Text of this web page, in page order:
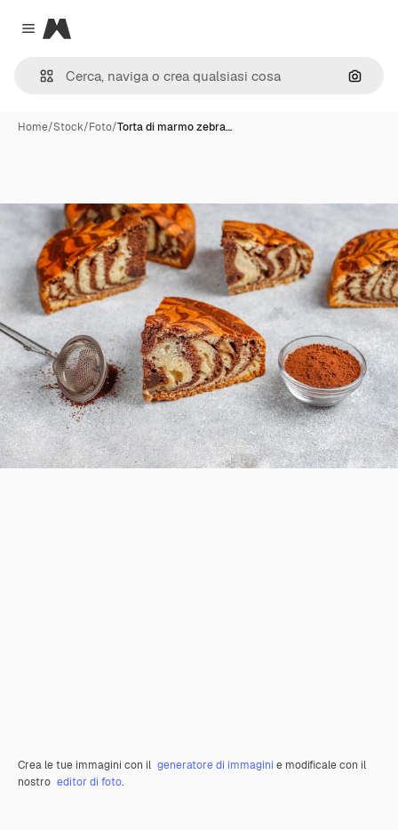
Close menu
Magnific
Cerca
Home/Stock/Foto/Torta di marmo zebra…
Crea le tue immagini con il generatore di immagini e modificale con il
nostro editor di foto.